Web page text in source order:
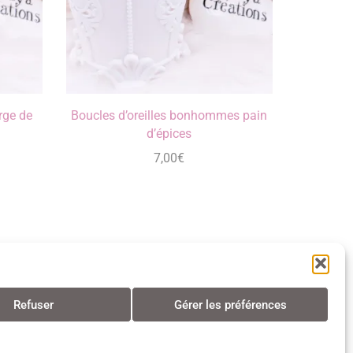
Refuser Gérer les préférences
de
Boucles d’oreilles bonhommes pain
d’épices
7,00€